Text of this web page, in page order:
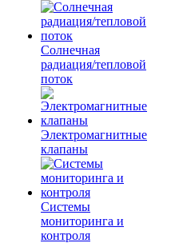
Солнечная
радиация/тепловой
поток
Электромагнитные
клапаны
Системы
мониторинга и
контроля